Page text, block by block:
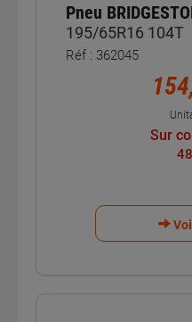
Pneu
195/65R16 104T
Réf : 362045
Sur